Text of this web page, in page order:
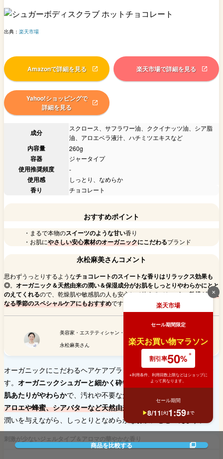
出典： 楽天市場
Amazonで詳細を見る 楽天市場で詳細を見る
Yahoo!ショッピングで
詳細を見る
成分
スクロース、サフラワー油、ククイナッツ油、シア脂
油、アロエベラ液汁、ハチミツエキスなど
内容量 260g
容器 ジャータイプ
使用推奨頻度 -
使用感 しっとり、なめらか
香り チョコレート
おすすめポイント
・まるで本物のスイーツのような甘い香り
・お肌にやさしい安心素材のオーガニックにこだわるブランド
永松麻美さんコメント
思わずうっとりするようなチョコレートのスイートな香りはリラックス効果も
◎。 オーガニック＆天然由来の潤い＆保湿成分がお肌をしっとりやわらかにとと
のえてくれるので、乾燥肌や敏感肌の人も安心して使えるでしょう。乾燥が気に
なる季節のスペシャルケアにもおすすめですよ。
美容家・エステティシャン・肌改善&小顔サロンSUHADA代表
永松麻美さん
オーガニックにこだわるヘアケアブランドのボディケアシリーズで
す。 オーガニックシュガーと細かく砕いたクルミの殻のスクラブは
肌あたりがやわらかで、汚れや不要な角質をやさしく落とします。
アロエや蜂蜜、シアバターなど天然由来の材料をたっぷりと配合
潤いを与えながら、しっとりとなめらかなお肌にととのえます。
刺激が少ないジェルタイプ＆アロマの華やかな香り
✕
楽天市場
セール期間限定
楽天お買い物マラソン
割引率50%
※利用条件、利用回数上限などはショップに
よって異なります。
セール期間
8/11[火]1:59まで
商品を比較する